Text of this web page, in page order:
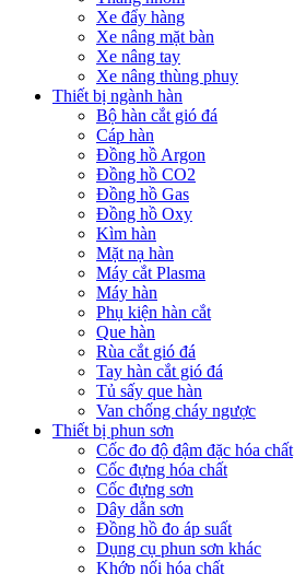
Xe đẩy hàng
Xe nâng mặt bàn
Xe nâng tay
Xe nâng thùng phuy
Thiết bị ngành hàn
Bộ hàn cắt gió đá
Cáp hàn
Đồng hồ Argon
Đồng hồ CO2
Đồng hồ Gas
Đồng hồ Oxy
Kìm hàn
Mặt nạ hàn
Máy cắt Plasma
Máy hàn
Phụ kiện hàn cắt
Que hàn
Rùa cắt gió đá
Tay hàn cắt gió đá
Tủ sấy que hàn
Van chống cháy ngược
Thiết bị phun sơn
Cốc đo độ đậm đặc hóa chất
Cốc đựng hóa chất
Cốc đựng sơn
Dây dẫn sơn
Đồng hồ đo áp suất
Dụng cụ phun sơn khác
Khớp nối hóa chất